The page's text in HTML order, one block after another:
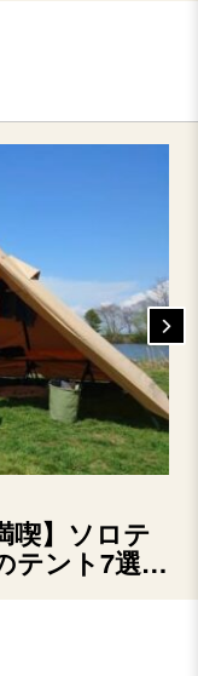
喫】ソロテ
テント7選を